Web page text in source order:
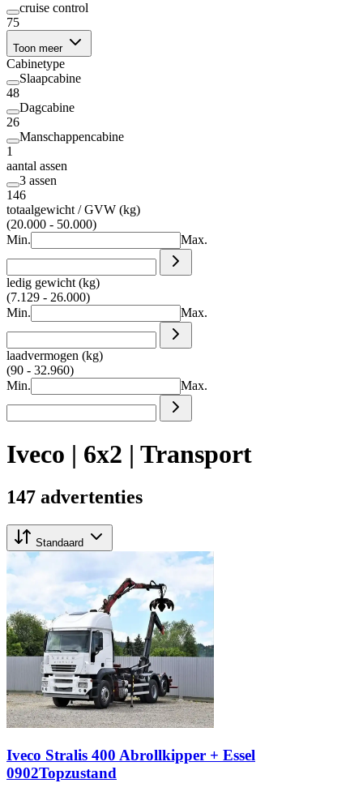
cruise control
75
Toon meer
Cabinetype
Slaapcabine
48
Dagcabine
26
Manschappencabine
1
aantal assen
3 assen
146
totaalgewicht / GVW (kg)
(20.000 - 50.000)
Min.
Max.
ledig gewicht (kg)
(7.129 - 26.000)
Min.
Max.
laadvermogen (kg)
(90 - 32.960)
Min.
Max.
Iveco | 6x2 | Transport
147 advertenties
Standaard
Iveco Stralis 400 Abrollkipper + Essel
0902Topzustand